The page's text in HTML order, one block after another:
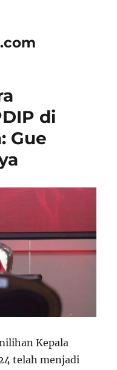
di
Gue
Kepala
telah menjadi